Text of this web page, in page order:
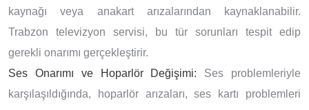
kaynağı veya anakart arızalarından kaynaklanabilir.
Trabzon televizyon servisi, bu tür sorunları tespit edip
gerekli onarımı gerçekleştirir.
Ses Onarımı ve Hoparlör Değişimi: Ses problemleriyle
karşılaşıldığında, hoparlör arızaları, ses kartı problemleri